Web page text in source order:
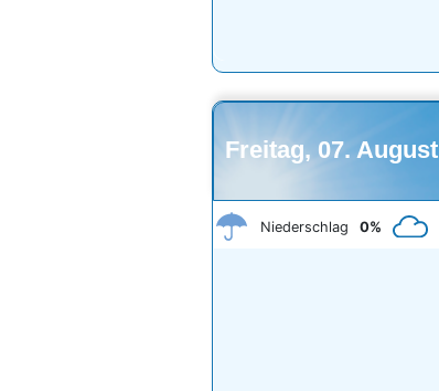
Freitag, 07. August
Niederschlag 0%